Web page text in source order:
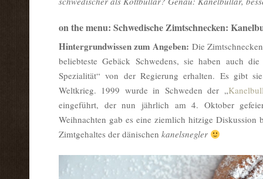
on the menu: Schwedische Zimtschnecken:
Hintergrundwissen zum Angeben: Die
beliebteste Gebäck Schwedens, sie haben auch
Spezialität“ von der Regierung erhalten. Es gibt
Weltkrieg. 1999 wurde in Schweden der „
eingeführt, der nun jährlich am 4. Oktober
Weihnachten gab es eine ziemlich hitzige Diskussion
Zimtgehaltes der dänischen kanelsnegler